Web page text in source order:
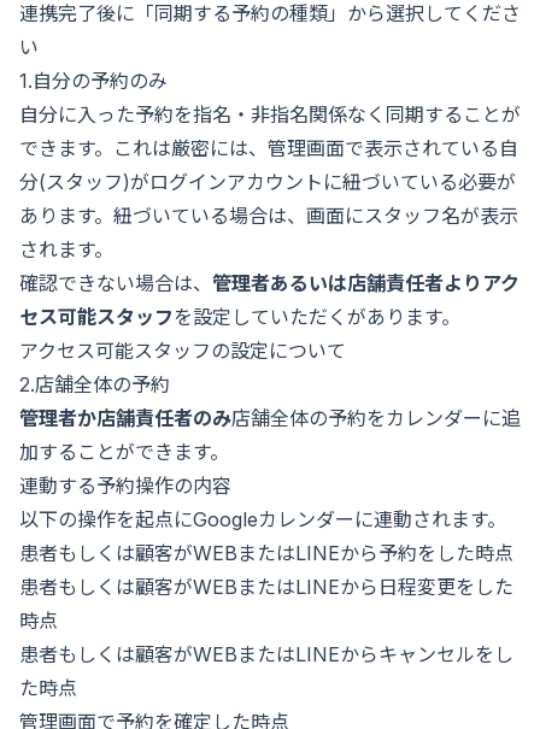
連携完了後に「同期する予約の種類」から選択してくださ
い
1.自分の予約のみ
自分に入った予約を指名・非指名関係なく同期することが
できます。これは厳密には、管理画面で表示されている自
分(スタッフ)がログインアカウントに紐づいている必要が
あります。紐づいている場合は、画面にスタッフ名が表示
されます。
確認できない場合は、 管理者あるいは店舗責任者よりアク
セス可能スタッフを設定していただくがあります。
アクセス可能スタッフの設定について
2.店舗全体の予約
管理者か店舗責任者のみ店舗全体の予約をカレンダーに追
加することができます。
連動する予約操作の内容
以下の操作を起点にGoogleカレンダーに連動されます。
患者もしくは顧客がWEBまたはLINEから予約をした時点
患者もしくは顧客がWEBまたはLINEから日程変更をした
時点
患者もしくは顧客がWEBまたはLINEからキャンセルをし
た時点
管理画面で予約を確定した時点